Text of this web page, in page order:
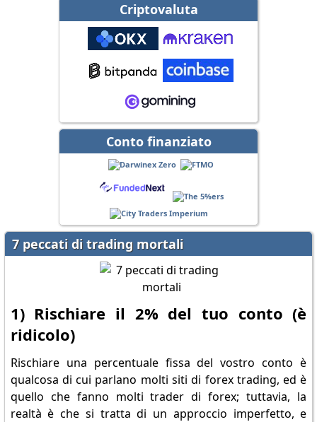
Criptovaluta
Conto finanziato
7 peccati di trading mortali
1) Rischiare il 2% del tuo conto (è
ridicolo)
Rischiare una percentuale fissa del vostro conto è
qualcosa di cui parlano molti siti di forex trading, ed è
quello che fanno molti trader di forex; tuttavia, la
realtà è che si tratta di un approccio imperfetto, e